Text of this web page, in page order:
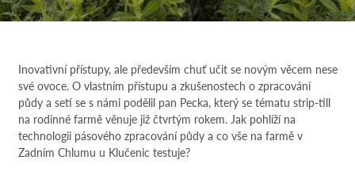
Inovativní přístupy, ale především chuť učit se novým věcem nese
své ovoce. O vlastním přístupu a zkušenostech o zpracování
půdy a setí se s námi podělil pan Pecka, který se tématu strip-till
na rodinné farmě věnuje již čtvrtým rokem. Jak pohlíží na
technologii pásového zpracování půdy a co vše na farmě v
Zadním Chlumu u Klučenic testuje?